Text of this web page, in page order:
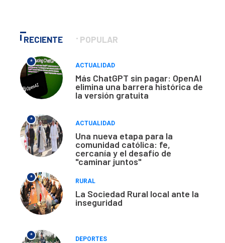
RECIENTE POPULAR
*
ACTUALIDAD
Más ChatGPT sin pagar: OpenAI
elimina una barrera histórica de
la versión gratuita
*
ACTUALIDAD
Una nueva etapa para la
comunidad católica: fe,
cercanía y el desafío de
"caminar juntos"
*
RURAL
La Sociedad Rural local ante la
inseguridad
*
DEPORTES